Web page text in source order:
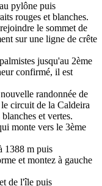
pylône puis
rouges et blanches.
le sommet de
sur une ligne de crête
jusqu'au 2ème
confirmé, il est
randonnée de
circuit de la Caldeira
et vertes.
monte vers le 3ème
1388 m puis
et montez à gauche
de l'île puis